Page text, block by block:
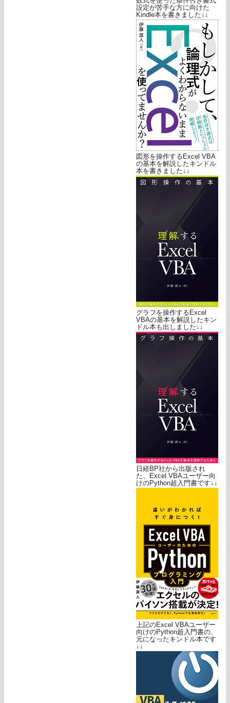
設定が苦手な方に向けた
Kindle本を書きました↓↓
図形を操作するExcel VBA
の基本を解説したキンドル
本を書きました↓↓
グラフを操作するExcel
VBAの基本を解説したキン
ドル本も出しました↓↓
日経BP社から出版され
た、Excel VBAユーザー向
けのPython超入門書です↓↓
上記のExcel VBAユーザー
向けのPython超入門書の、
元になったキンドル本です
↓↓